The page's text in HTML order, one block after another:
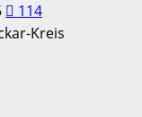
114